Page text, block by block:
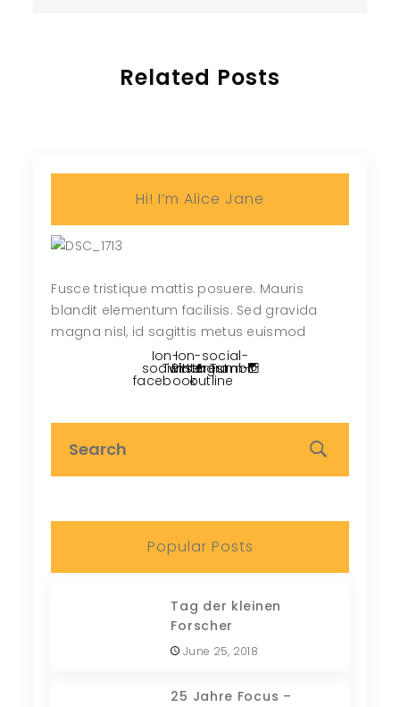
Related Posts
Hi! I’m Alice Jane
Fusce tristique mattis posuere. Mauris
blandit elementum facilisis. Sed gravida
magna nisl, id sagittis metus euismod
Ion-
social-
facebook
Twitter
Pinterest
Ion-social-
instagram-
outline
Tumblr
Popular Posts
Tag der kleinen
Forscher
June 25, 2018
25 Jahre Focus –